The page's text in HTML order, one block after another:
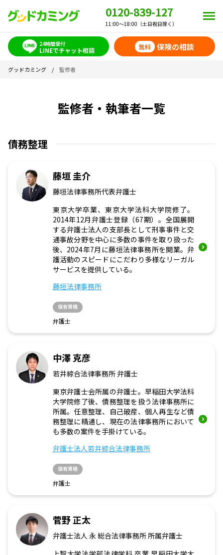
0120-839-127
11:00～18:00（土日祝日除く）
24時間受付
LINEでチャット相談 無料 保険の相談
グッドカミング / 監修者
監修者・執筆者一覧
債務整理
藤垣 圭介
藤垣法律事務所代表弁護士
東京大学卒業、東京大学法科大学院修了。
2014年12月弁護士登録（67期）。全国展開
する弁護士法人の支部長として刑事事件と交
通事故分野を中心に多数の事件を取り扱った
後、2024年7月に藤垣法律事務所を開業。弁
護活動のスピードにこだわり多様なリーガル
サービスを提供している。
藤垣法律事務所
保有資格
弁護士
中澤 克彦
若井綜合法律事務所 弁護士
東京弁護士会所属の弁護士。早稲田大学法科
大学院修了後、債務整理を扱う法律事務所に
所属。任意整理、自己破産、個人再生など債
務整理に精通し、現在の法律事務所において
も多数の案件を手掛けている。
弁護士法人若井綜合法律事務所
保有資格
弁護士
菅野 正太
弁護士法人 永 総合法律事務所 所属弁護士